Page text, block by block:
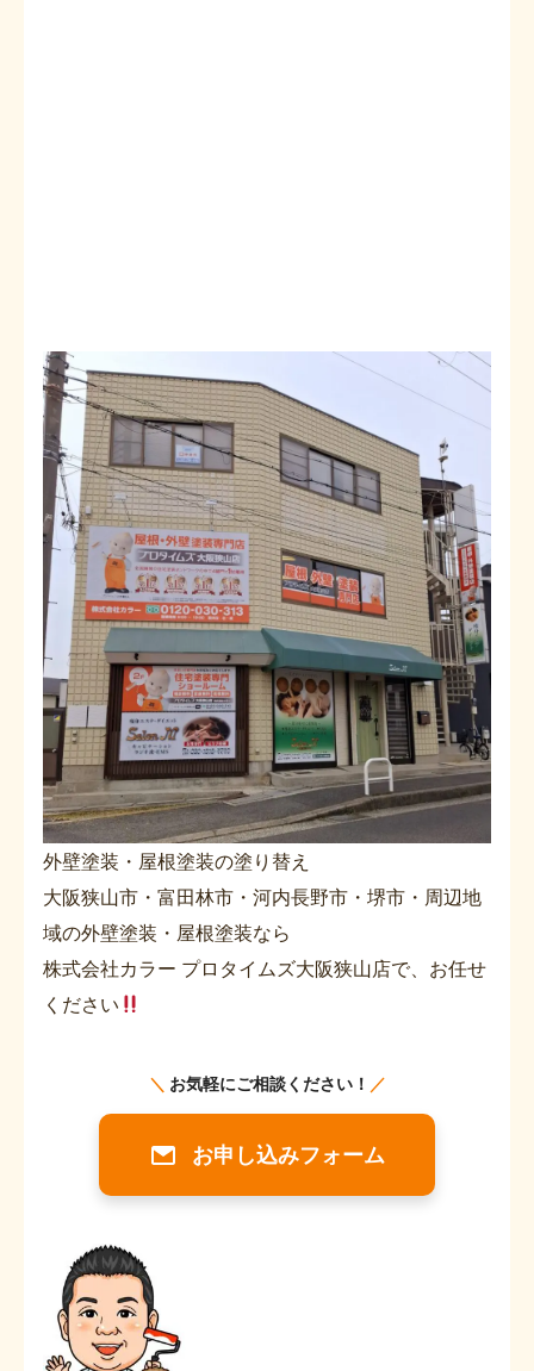
外壁塗装・屋根塗装の塗り替え
大阪狭山市・富田林市・河内長野市・堺市・周辺地
域の外壁塗装・屋根塗装なら
株式会社カラー プロタイムズ大阪狭山店で、お任せ
ください
＼ お気軽にご相談ください！ ／
お申し込みフォーム